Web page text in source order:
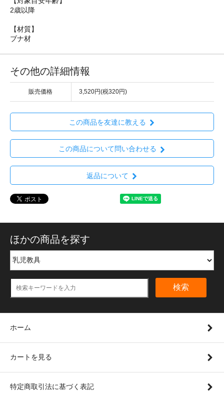
2歳以降
【材質】
ブナ材
その他の詳細情報
販売価格 3,520円(税320円)
この商品を友達に教える
この商品について問い合わせる
返品について
ほかの商品を探す
検索
ホーム
カートを見る
特定商取引法に基づく表記